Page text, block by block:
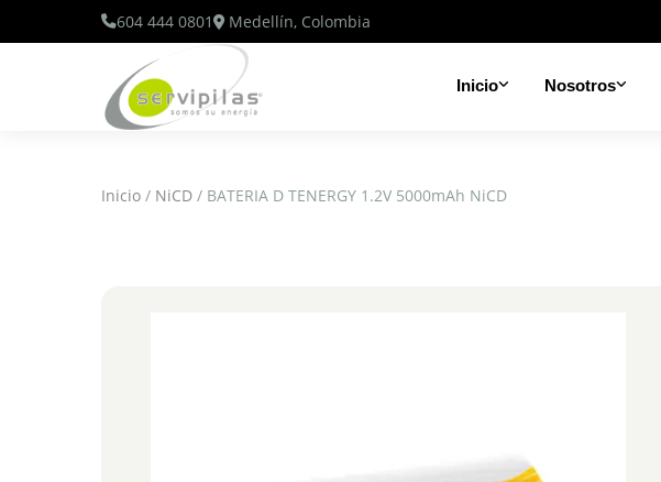
604 444 0801 Medellín, Colombia
Inicio Nosotros
Inicio / NiCD / BATERIA D TENERGY 1.2V 5000mAh NiCD